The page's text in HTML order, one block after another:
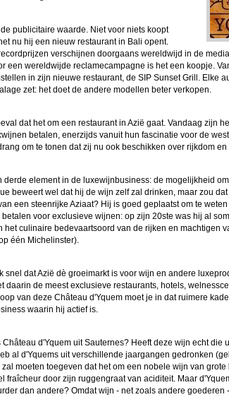
publicitaire waarde. Niet voor niets koopt
nu hij een nieuw restaurant in Bali opent.
verschijnen doorgaans wereldwijd in de
een wereldwijde reclamecampagne is het een koopje.
in zijn nieuwe restaurant, de SIP Sunset Grill. Elke
zet: het doet de andere modellen beter verkopen.
dat het om een restaurant in Azië gaat. Vandaag zijn
betalen, enerzijds vanuit hun fascinatie voor de
om te tonen dat zij nu ook beschikken over rijkdom
derde element in de luxewijnbusiness: de mogelijkheid
beweert wel dat hij de wijn zelf zal drinken, maar zou
een steenrijke Aziaat? Hij is goed geplaatst om te
voor exclusieve wijnen: op zijn 20ste was hij al
het culinaire bedevaartsoord van de rijken en machtigen
één Michelinster).
snel dat Azië dè groeimarkt is voor wijn en andere
daarin de meest exclusieve restaurants, hotels,
van deze Château d'Yquem moet je in dat ruimere
waarin hij actief is.
Château d'Yquem uit Sauternes? Heeft deze wijn echt die
al d'Yquems uit verschillende jaargangen gedronken
moeten toegeven dat het om een nobele wijn van
fraîcheur door zijn ruggengraat van aciditeit. Maar
dan andere? Omdat wijn - net zoals andere